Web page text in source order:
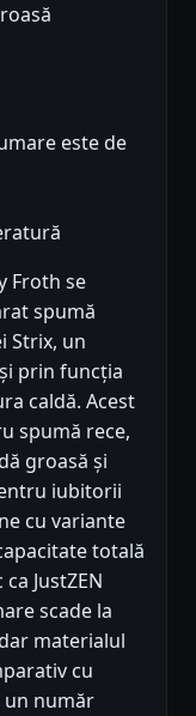
este de
Froth se
spumă
Strix, un
prin funcția
caldă. Acest
spumă rece,
groasă și
iubitorii
cu variante
totală
JustZEN
scade la
materialul
cu
un număr